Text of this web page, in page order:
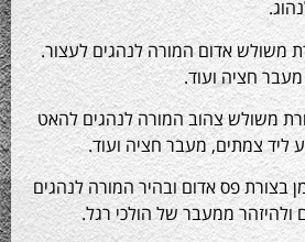
המורה לנהגים לעצור.
ועוד.
צהוב המורה לנהגים להאט
מעבר חציה ועוד.
אדום ובהיר המורה לנהגים
של הולכי רגל.